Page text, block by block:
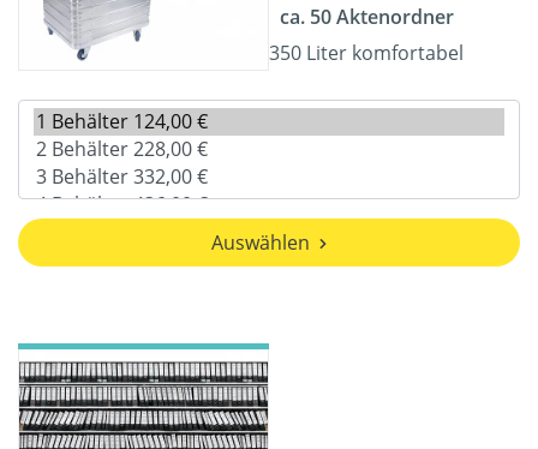
ca. 50 Aktenordner
350 Liter komfortabel
Auswählen